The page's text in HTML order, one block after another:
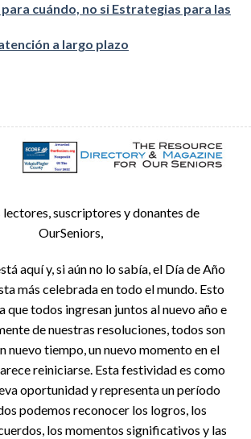
cuándo, no si Estrategias para las
a largo plazo
lectores, suscriptores y donantes de
OurSeniors,
aquí y, si aún no lo sabía, el Día de Año
más celebrada en todo el mundo. Esto
que todos ingresan juntos al nuevo año e
de nuestras resoluciones, todos son
nuevo tiempo, un nuevo momento en el
reiniciarse. Esta festividad es como
oportunidad y representa un período
podemos reconocer los logros, los
los momentos significativos y las